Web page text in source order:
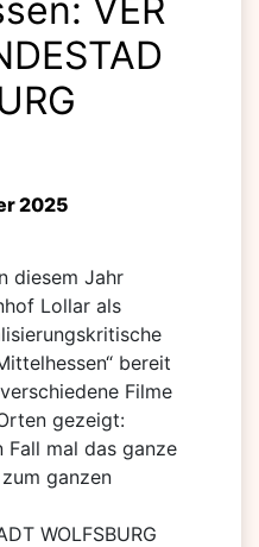
VER
2025
diesem Jahr
Lollar als
bereit
Filme
gezeigt:
Fall mal das ganze
ganzen
WOLFSBURG